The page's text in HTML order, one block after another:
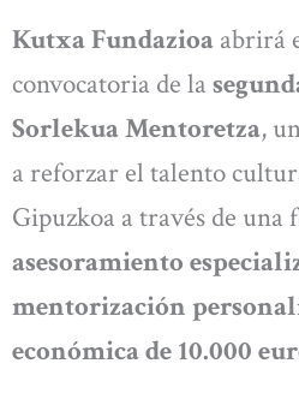
Kutxa Fundazioa abrirá
convocatoria de la
Sorlekua Mentoretza,
a reforzar el talento
Gipuzkoa a través de
asesoramiento
mentorización
económica de 10.000